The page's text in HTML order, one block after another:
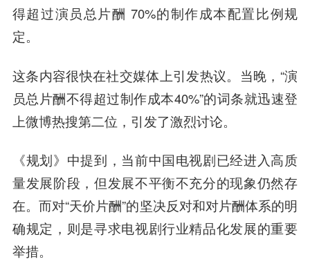
得超过演员总片酬 70%的制作成本配置比例规
定。
这条内容很快在社交媒体上引发热议。当晚，“演
员总片酬不得超过制作成本40%”的词条就迅速登
上微博热搜第二位，引发了激烈讨论。
《规划》中提到，当前中国电视剧已经进入高质
量发展阶段，但发展不平衡不充分的现象仍然存
在。而对“天价片酬”的坚决反对和对片酬体系的明
确规定，则是寻求电视剧行业精品化发展的重要
举措。